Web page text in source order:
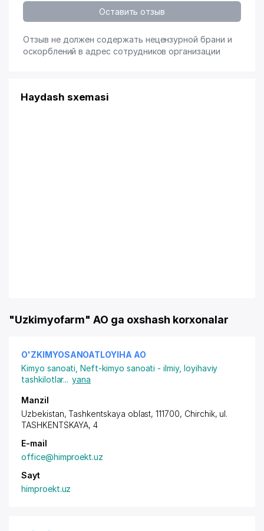
Оставить отзыв
Отзыв не должен содержать нецензурной брани и
оскорблений в адрес сотрудников организации
Haydash sxemasi
"Uzkimyofarm" AO ga oxshash korxonalar
O'ZKIMYOSANOATLOYIHA АО
Kimyo sanoati ,Neft-kimyo sanoati - ilmiy, loyihaviy
tashkilotlar... yana
Manzil
Uzbekistan, Tashkentskaya oblast, 111700, Chirchik, ul.
TASHKENTSKAYA, 4
E-mail
office@himproekt.uz
Sayt
himproekt.uz